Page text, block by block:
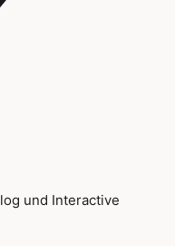
und Interactive